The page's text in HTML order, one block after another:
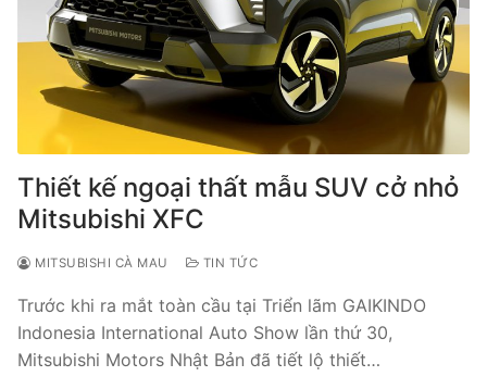
Thiết kế ngoại thất mẫu SUV cở nhỏ
Mitsubishi XFC
MITSUBISHI CÀ MAU TIN TỨC
Trước khi ra mắt toàn cầu tại Triển lãm GAIKINDO
Indonesia International Auto Show lần thứ 30,
Mitsubishi Motors Nhật Bản đã tiết lộ thiết…